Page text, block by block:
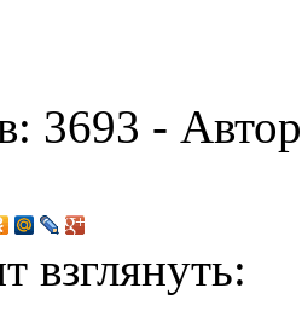
3693 -
взглянуть: